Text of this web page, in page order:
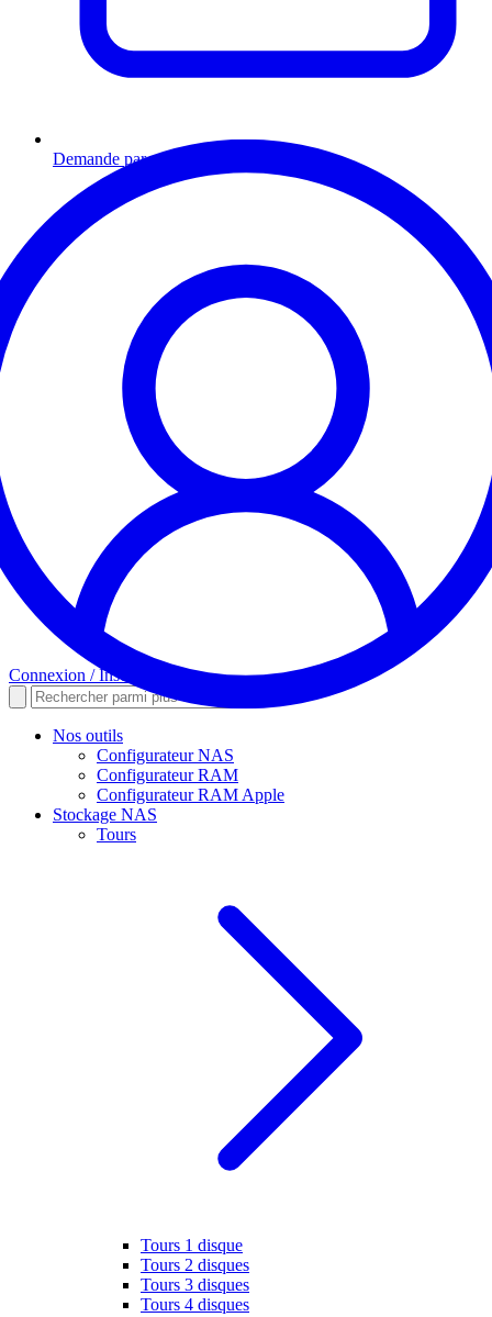
Demande par email
Connexion / Inscription
Nos outils
Configurateur NAS
Configurateur RAM
Configurateur RAM Apple
Stockage NAS
Tours
Tours 1 disque
Tours 2 disques
Tours 3 disques
Tours 4 disques